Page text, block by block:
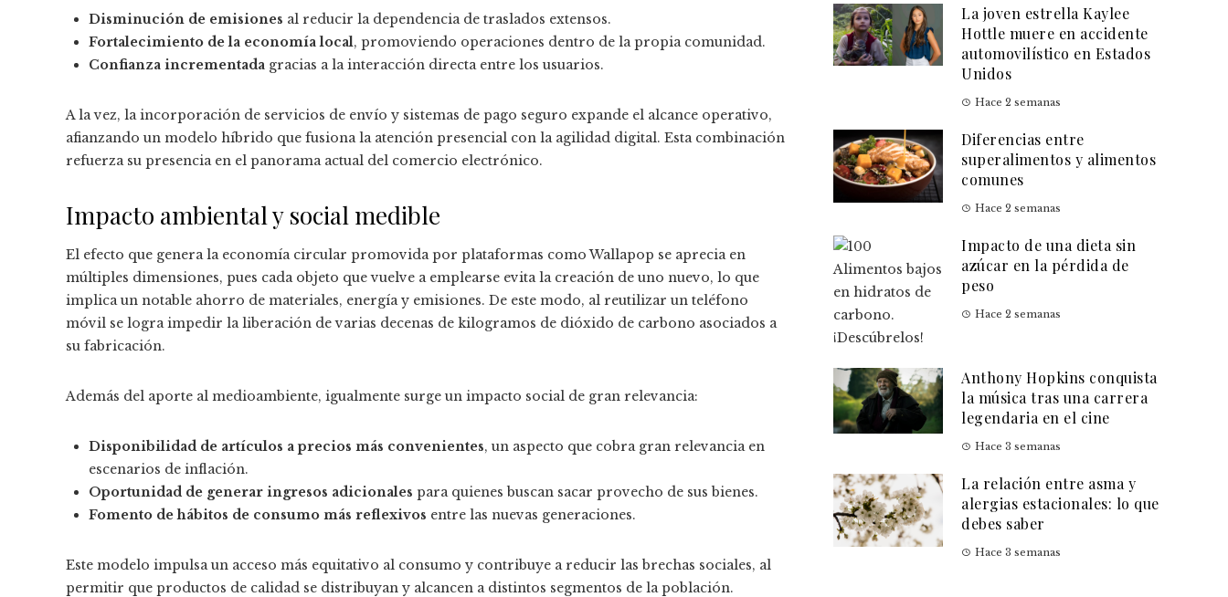
Disminución de emisiones al reducir la dependencia de traslados extensos.
Fortalecimiento de la economía local, promoviendo operaciones dentro de la propia comunidad.
Confianza incrementada gracias a la interacción directa entre los usuarios.
A la vez, la incorporación de servicios de envío y sistemas de pago seguro expande el alcance operativo,
afianzando un modelo híbrido que fusiona la atención presencial con la agilidad digital. Esta combinación
refuerza su presencia en el panorama actual del comercio electrónico.
Impacto ambiental y social medible
El efecto que genera la economía circular promovida por plataformas como Wallapop se aprecia en
múltiples dimensiones, pues cada objeto que vuelve a emplearse evita la creación de uno nuevo, lo que
implica un notable ahorro de materiales, energía y emisiones. De este modo, al reutilizar un teléfono
móvil se logra impedir la liberación de varias decenas de kilogramos de dióxido de carbono asociados a
su fabricación.
Además del aporte al medioambiente, igualmente surge un impacto social de gran relevancia:
Disponibilidad de artículos a precios más convenientes, un aspecto que cobra gran relevancia en
escenarios de inflación.
Oportunidad de generar ingresos adicionales para quienes buscan sacar provecho de sus bienes.
Fomento de hábitos de consumo más reflexivos entre las nuevas generaciones.
Este modelo impulsa un acceso más equitativo al consumo y contribuye a reducir las brechas sociales, al
permitir que productos de calidad se distribuyan y alcancen a distintos segmentos de la población.
La joven estrella Kaylee
Hottle muere en accidente
automovilístico en Estados
Unidos
Hace 2 semanas
Diferencias entre
superalimentos y alimentos
comunes
Hace 2 semanas
Impacto de una dieta sin
azúcar en la pérdida de
peso
Hace 2 semanas
Anthony Hopkins conquista
la música tras una carrera
legendaria en el cine
Hace 3 semanas
La relación entre asma y
alergias estacionales: lo que
debes saber
Hace 3 semanas